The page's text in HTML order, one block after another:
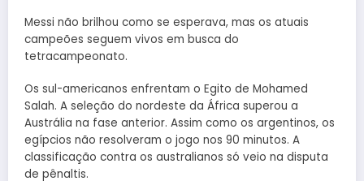
Messi não brilhou como se esperava, mas os atuais
campeões seguem vivos em busca do
tetracampeonato.
Os sul-americanos enfrentam o Egito de Mohamed
Salah. A seleção do nordeste da África superou a
Austrália na fase anterior. Assim como os argentinos, os
egípcios não resolveram o jogo nos 90 minutos. A
classificação contra os australianos só veio na disputa
de pênaltis.